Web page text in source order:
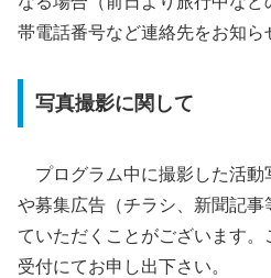
帯電話番号など連絡先をお知ら
写真撮影に関して
プログラム中に撮影した活
や募集広告（チラシ、新聞記
ていただくことがございます。
受付にてお申し出下さい。